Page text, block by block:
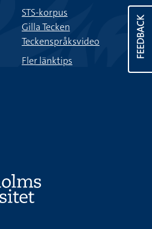
FEEDBACK
STS-korpus
Gilla Tecken
Teckenspråksvideo
Fler länktips